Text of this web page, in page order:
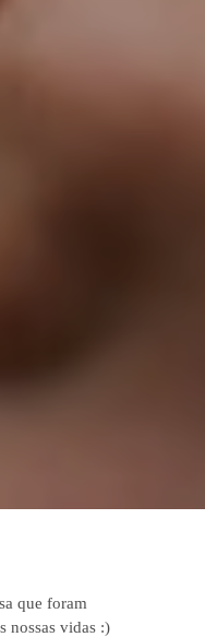
que foram
nossas vidas :)